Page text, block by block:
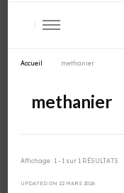
Accueil methanier
methanier
Affichage : 1 - 1 sur 1 RÉSULTATS
UPDATED ON 22 MARS 2026